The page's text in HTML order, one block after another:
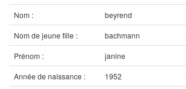
Nom :
beyrend
Nom de jeune fille :
bachmann
Prénom :
janine
Année de naissance :
1952